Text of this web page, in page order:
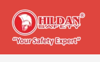
content